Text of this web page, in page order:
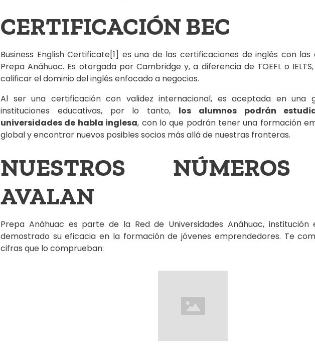
CERTIFICACIÓN BEC
Business English Certificate[1] es una de las certificaciones de inglés con
Prepa Anáhuac. Es otorgada por Cambridge y, a diferencia de TOEFL o
calificar el dominio del inglés enfocado a negocios.
Al ser una certificación con validez internacional, es aceptada en una
instituciones educativas, por lo tanto, los alumnos podrán
universidades de habla inglesa, con lo que podrán tener una formación
global y encontrar nuevos posibles socios más allá de nuestras fronteras.
NUESTROS
AVALAN
Prepa Anáhuac es parte de la Red de Universidades Anáhuac, institución
demostrado su eficacia en la formación de jóvenes emprendedores. Te
cifras que lo comprueban: